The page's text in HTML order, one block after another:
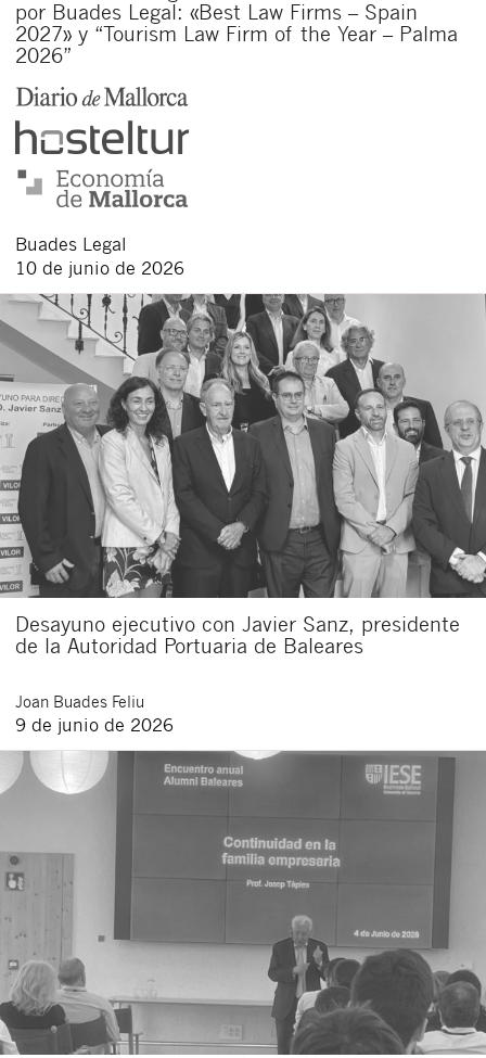
por Buades Legal: «Best Law Firms – Spain
2027» y “Tourism Law Firm of the Year – Palma
2026”
Buades Legal
10 de junio de 2026
Desayuno ejecutivo con Javier Sanz, presidente
de la Autoridad Portuaria de Baleares
Joan Buades Feliu
9 de junio de 2026